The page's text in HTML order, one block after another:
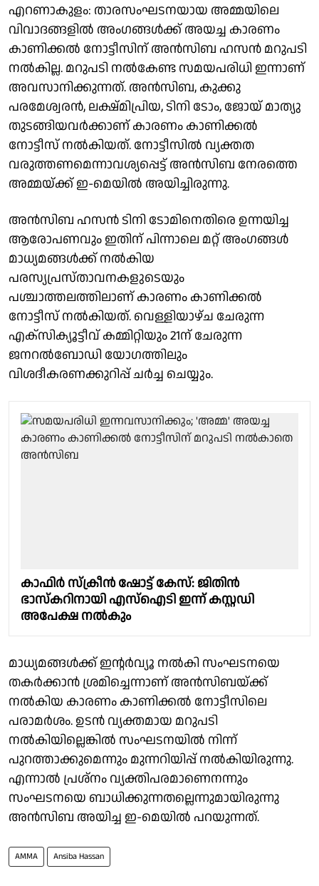
എറണാകുളം: താരസംഘടനയായ അമ്മയിലെ
വിവാദങ്ങളിൽ അംഗങ്ങൾക്ക് അയച്ച കാരണം
കാണിക്കൽ നോട്ടീസിന് അൻസിബ ഹസൻ മറുപടി
നൽകില്ല. മറുപടി നൽകേണ്ട സമയപരിധി ഇന്നാണ്
അവസാനിക്കുന്നത്. അൻസിബ, കുക്കു
പരമേശ്വരൻ, ലക്ഷ്മിപ്രിയ, ടിനി ടോം, ജോയ് മാത്യു
തുടങ്ങിയവർക്കാണ് കാരണം കാണിക്കൽ
നോട്ടീസ് നൽകിയത്. നോട്ടീസിൽ വ്യക്തത
വരുത്തണമെന്നാവശ്യപ്പെട്ട് അൻസിബ നേരത്തെ
അമ്മയ്ക്ക് ഇ-മെയിൽ അയിച്ചിരുന്നു.
അൻസിബ ഹസൻ ടിനി ടോമിനെതിരെ ഉന്നയിച്ച
ആരോപണവും ഇതിന് പിന്നാലെ മറ്റ് അംഗങ്ങൾ
മാധ്യമങ്ങൾക്ക് നൽകിയ
പരസ്യപ്രസ്താവനകളുടെയും
പശ്ചാത്തലത്തിലാണ് കാരണം കാണിക്കൽ
നോട്ടീസ് നൽകിയത്. വെള്ളിയാഴ്ച ചേരുന്ന
എക്സിക്യൂട്ടീവ് കമ്മിറ്റിയും 21ന് ചേരുന്ന
ജനറൽബോഡി യോഗത്തിലും
വിശദീകരണക്കുറിപ്പ് ചർച്ച ചെയ്യും.
കാഫിർ സ്ക്രീൻ ഷോട്ട് കേസ്: ജിതിൻ
ഭാസ്കറിനായി എസ്ഐടി ഇന്ന് കസ്റ്റഡി
അപേക്ഷ നൽകും
മാധ്യമങ്ങൾക്ക് ഇൻ്റർവ്യൂ നൽകി സംഘടനയെ
തകർക്കാൻ ശ്രമിച്ചെന്നാണ് അൻസിബയ്ക്ക്
നൽകിയ കാരണം കാണിക്കൽ നോട്ടീസിലെ
പരാമർശം. ഉടൻ വ്യക്തമായ മറുപടി
നൽകിയില്ലെങ്കിൽ സംഘടനയിൽ നിന്ന്
പുറത്താക്കുമെന്നും മുന്നറിയിപ്പ് നൽകിയിരുന്നു.
എന്നാൽ പ്രശ്നം വ്യക്തിപരമാണെനന്നും
സംഘടനയെ ബാധിക്കുന്നതല്ലെന്നുമായിരുന്നു
അൻസിബ അയിച്ച ഇ-മെയിൽ പറയുന്നത്.
AMMA Ansiba Hassan